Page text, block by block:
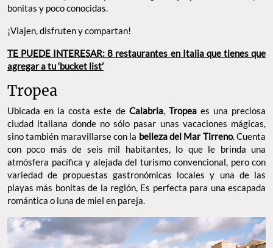
maravillarse con sus escenarios pacíficos y relajantes. Para que
sitios a tubucket list, aquí te compartimos algunas
¡Viajen, disfruten y compartan!
TE PUEDE INTERESAR: 8 restaurantes en Italia que tienes
Tropea
Ubicada en la costa este deCalabria Tropea
es una preciosa
ciudad italiana donde no sólo pasar unas vacaciones mágicas,
sino también maravillarse con la
belleza del Mar Tirreno
Cuenta con poco más de seis mil habitantes, lo que le brinda una
atmósfera pacífica y alejada del turismo convencional, pero con
variedad de propuestas gastronómicas locales y una de las
playas más bonitas de la región, Es perfecta para una escapada
romántica o luna de miel en pareja.